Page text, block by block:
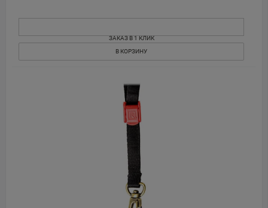
ЗАКАЗ В 1 КЛИК
В КОРЗИНУ